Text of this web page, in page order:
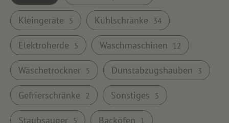
Kleingeräte 5 Kühlschränke 34
Elektroherde 5 Waschmaschinen 12
Wäschetrockner 5 Dunstabzugshauben 3
Gefrierschränke 2 Sonstiges 5
Staubsauger 5 Backöfen 1